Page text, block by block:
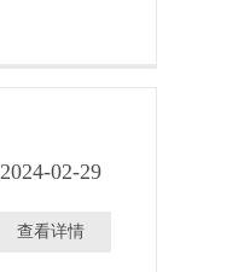
2024-02-29
查看详情